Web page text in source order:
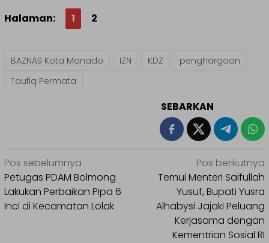
Halaman:
1 2
BAZNAS Kota Manado IZN KDZ
penghargaan
Taufiq Permata
SEBARKAN
Navigasi
pos
Pos sebelumnya
Petugas PDAM Bolmong
Lakukan Perbaikan Pipa 6
Inci di Kecamatan Lolak
Pos berikutnya
Temui Menteri Saifullah
Yusuf, Bupati Yusra
Alhabysi Jajaki Peluang
Kerjasama dengan
Kementrian Sosial RI